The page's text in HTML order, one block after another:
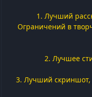
1. Лучший
Ограничений в
2. Лучшее
3. Лучший скриншот,